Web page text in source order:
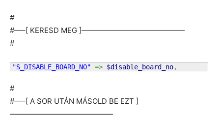
#
#—–[ KERESD MEG ]——————————————
#
"S_DISABLE_BOARD_NO" => $disable_board_no,
#
#—–[ A SOR UTÁN MÁSOLD BE EZT ]
——————————————